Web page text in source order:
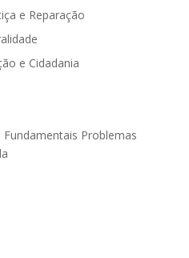
e Reparação
e Cidadania
Problemas